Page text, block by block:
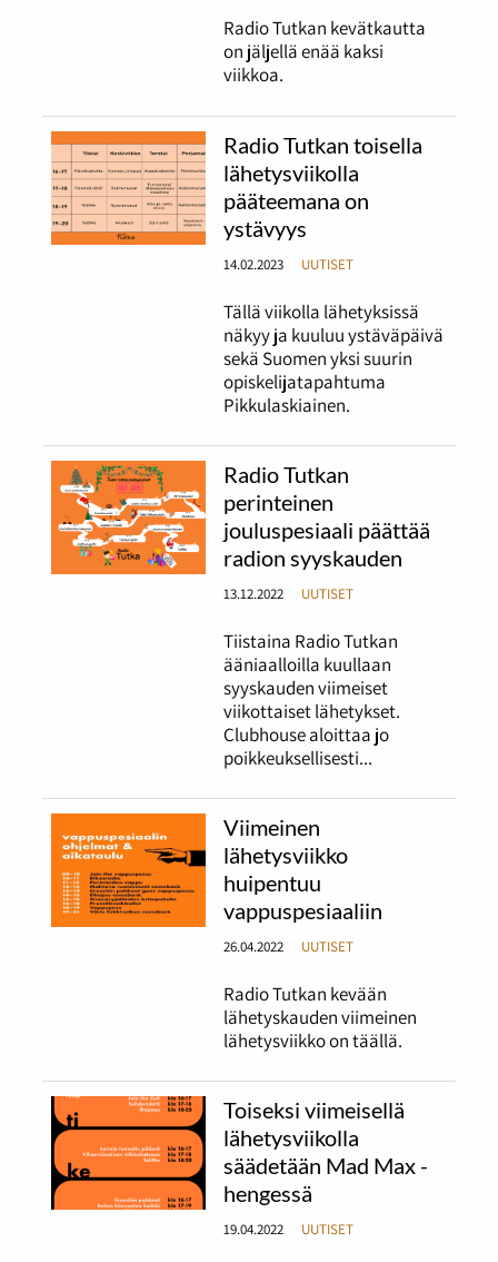
Radio Tutkan kevätkautta
on jäljellä enää kaksi
viikkoa.
Radio Tutkan toisella
lähetysviikolla
pääteemana on
ystävyys
14.02.2023 UUTISET
Tällä viikolla lähetyksissä
näkyy ja kuuluu ystäväpäivä
sekä Suomen yksi suurin
opiskelijatapahtuma
Pikkulaskiainen.
Radio Tutkan
perinteinen
jouluspesiaali päättää
radion syyskauden
13.12.2022 UUTISET
Tiistaina Radio Tutkan
ääniaalloilla kuullaan
syyskauden viimeiset
viikottaiset lähetykset.
Clubhouse aloittaa jo
poikkeuksellisesti...
Viimeinen
lähetysviikko
huipentuu
vappuspesiaaliin
26.04.2022 UUTISET
Radio Tutkan kevään
lähetyskauden viimeinen
lähetysviikko on täällä.
Toiseksi viimeisellä
lähetysviikolla
säädetään Mad Max -
hengessä
19.04.2022 UUTISET